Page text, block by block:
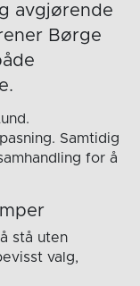
avgjørende
Børge
Samtidig
for å
stå uten
valg,